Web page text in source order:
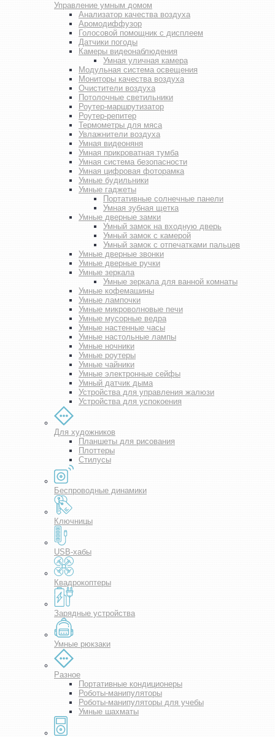
Управление умным домом
Анализатор качества воздуха
Аромодиффузор
Голосовой помощник с дисплеем
Датчики погоды
Камеры видеонаблюдения
Умная уличная камера
Модульная система освещения
Мониторы качества воздуха
Очистители воздуха
Потолочные светильники
Роутер-маршрутизатор
Роутер-репитер
Термометры для мяса
Увлажнители воздуха
Умная видеоняня
Умная прикроватная тумба
Умная система безопасности
Умная цифровая фоторамка
Умные будильники
Умные гаджеты
Портативные солнечные панели
Умная зубная щетка
Умные дверные замки
Умный замок на входную дверь
Умный замок с камерой
Умный замок с отпечатками пальцев
Умные дверные звонки
Умные дверные ручки
Умные зеркала
Умные зеркала для ванной комнаты
Умные кофемашины
Умные лампочки
Умные микроволновые печи
Умные мусорные ведра
Умные настенные часы
Умные настольные лампы
Умные ночники
Умные роутеры
Умные чайники
Умные электронные сейфы
Умный датчик дыма
Устройства для управления жалюзи
Устройства для успокоения
Для художников
Планшеты для рисования
Плоттеры
Стилусы
Беспроводные динамики
Ключницы
USB-хабы
Квадрокоптеры
Зарядные устройства
Умные рюкзаки
Разное
Портативные кондиционеры
Роботы-манипуляторы
Роботы-манипуляторы для учебы
Умные шахматы